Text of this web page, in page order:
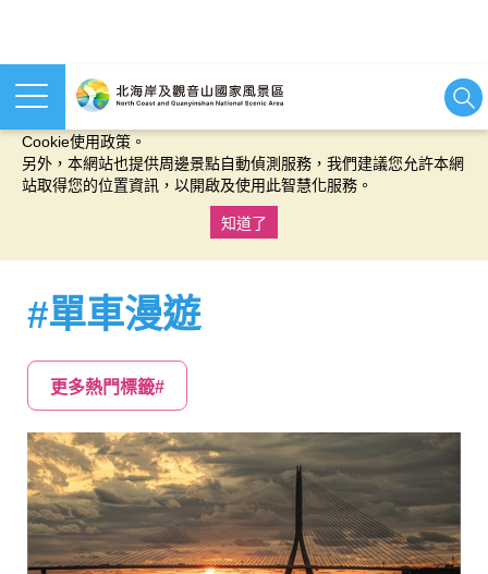
本網站使用cookies等相關技術以持續優化網站服務，並有助於為
Cookie使用政策。
另外，本網站也提供周邊景點自動偵測服務，我們建議您允許本網
站取得您的位置資訊，以開啟及使用此智慧化服務。
知道了
#單車漫遊
更多熱門標籤#